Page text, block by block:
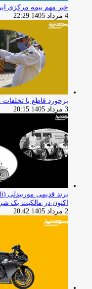
خبر مهم بیمه مرکزی
4 مرداد 1405 22:29
برخورد قاطع با
3 مرداد 1405 20:15
اکنون در مالکیت یک
2 مرداد 1405 20:42